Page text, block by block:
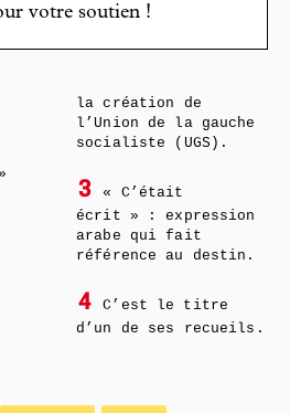
votre soutien !
la création de
l’Union de la gauche
socialiste (UGS).
3
« C’était
écrit » : expression
arabe qui fait
référence au destin.
4
C’est le titre
d’un de ses recueils.